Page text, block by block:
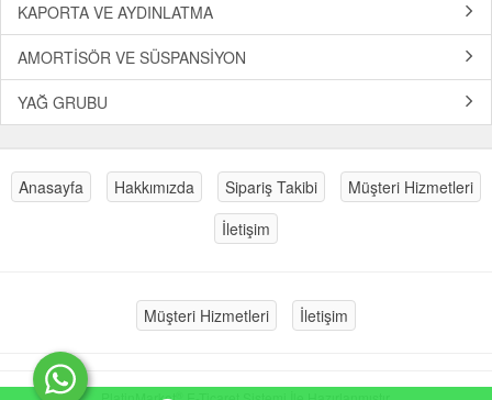
KAPORTA VE AYDINLATMA
AMORTİSÖR VE SÜSPANSİYON
YAĞ GRUBU
Anasayfa Hakkımızda Sipariş Takibi
Müşteri Hizmetleri
İletişim
Müşteri Hizmetleri İletişim